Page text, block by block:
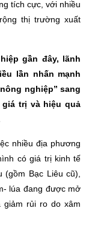
tích cực, với nhiều
thị trường xuất
gần đây, lãnh
lần nhấn mạnh
nghiệp” sang
trị và hiệu quả
nhiều địa phương
có giá trị kinh tế
Bạc Liêu cũ),
lúa đang được mở
giảm rủi ro do xâm